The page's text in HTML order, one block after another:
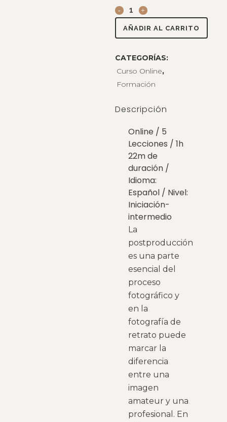
Retratos
con
Curso
mentoria
quantity
AÑADIR AL CARRITO
CATEGORÍAS:
Curso Online,
Formación
Descripción
Online / 5
Lecciones / 1h
22m de
duración /
Idioma:
Español / Nivel:
Iniciación-
intermedio
La
postproducción
es una parte
esencial del
proceso
fotográfico y
en la
fotografía de
retrato puede
marcar la
diferencia
entre una
imagen
amateur y una
profesional. En